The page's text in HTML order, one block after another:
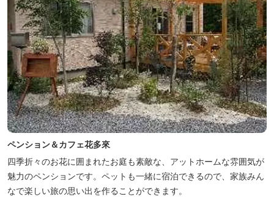
ペンション＆カフェ花多來
四季折々のお花に囲まれたお庭も素敵な、アットホームな雰囲気が
魅力のペンションです。ペットも一緒に宿泊できるので、家族みん
なで楽しい旅の思い出を作ることができます。